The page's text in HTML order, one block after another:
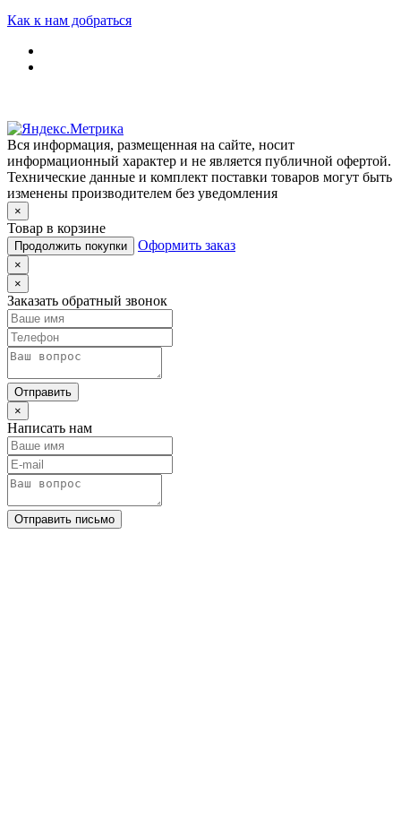
Как к нам добраться
Вся информация, размещенная на сайте, носит
информационный характер и не является публичной офертой.
Технические данные и комплект поставки товаров могут быть
изменены производителем без уведомления
×
Товар в корзине
Продолжить покупки Оформить заказ
×
×
Заказать обратный звонок
Отправить
×
Написать нам
Отправить письмо